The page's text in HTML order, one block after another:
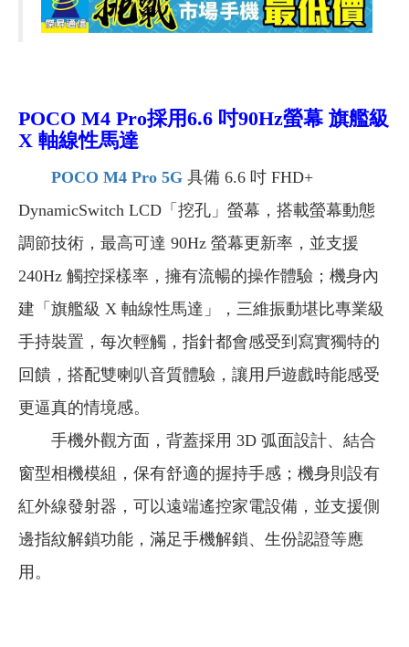
POCO M4 Pro採用6.6 吋90Hz螢幕 旗艦級
X 軸線性馬達
POCO M4 Pro 5G 具備 6.6 吋 FHD+
DynamicSwitch LCD「挖孔」螢幕，搭載螢幕動態
調節技術，最高可達 90Hz 螢幕更新率，並支援
240Hz 觸控採樣率，擁有流暢的操作體驗；機身內
建「旗艦級 X 軸線性馬達」，三維振動堪比專業級
手持裝置，每次輕觸，指針都會感受到寫實獨特的
回饋，搭配雙喇叭音質體驗，讓用戶遊戲時能感受
更逼真的情境感。
手機外觀方面，背蓋採用 3D 弧面設計、結合
窗型相機模組，保有舒適的握持手感；機身則設有
紅外線發射器，可以遠端遙控家電設備，並支援側
邊指紋解鎖功能，滿足手機解鎖、生份認證等應
用。